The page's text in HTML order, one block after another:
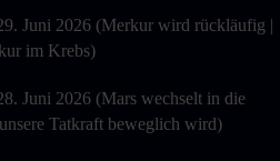
Juni 2026 (Merkur wird rückläufig |
im Krebs)
Juni 2026 (Mars wechselt in die
Tatkraft beweglich wird)